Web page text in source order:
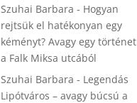
Szuhai Barbara - Hogyan
rejtsük el hatékonyan egy
kéményt? Avagy egy történet
a Falk Miksa utcából
Szuhai Barbara - Legendás
Lipótváros – avagy búcsú a